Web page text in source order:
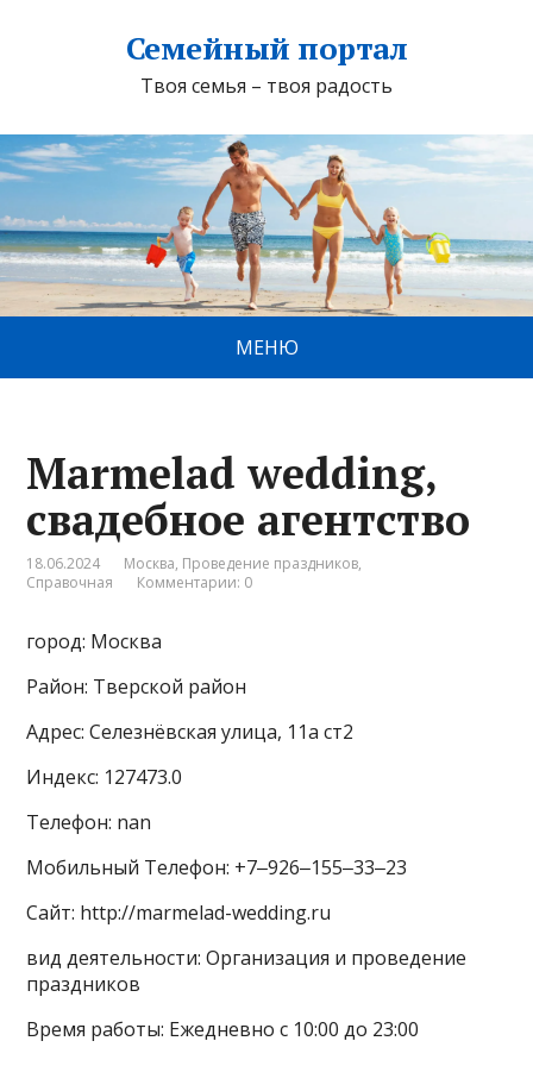
Семейный портал
Твоя семья – твоя радость
МЕНЮ
Marmelad wedding,
свадебное агентство
18.06.2024 Москва, Проведение праздников,
Справочная
Комментарии: 0
город: Москва
Район: Тверской район
Адрес: Селезнёвская улица, 11а ст2
Индекс: 127473.0
Телефон: nan
Мобильный Телефон: +7‒926‒155‒33‒23
Сайт: http://marmelad-wedding.ru
вид деятельности: Организация и проведение
праздников
Время работы: Ежедневно с 10:00 до 23:00